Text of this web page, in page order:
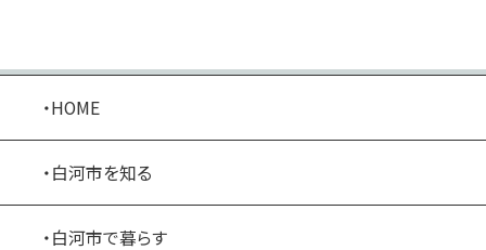
・HOME
・白河市を知る
・白河市で暮らす